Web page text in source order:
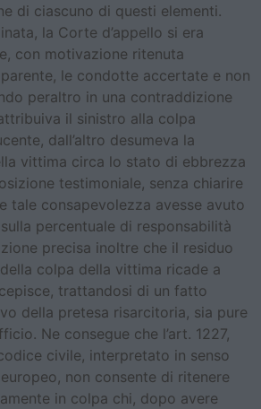
di ciascuno di questi elementi.
la Corte d’appello si era
con motivazione ritenuta
le condotte accertate e non
peraltro in una contraddizione
il sinistro alla colpa
dall’altro desumeva la
vittima circa lo stato di ebbrezza
testimoniale, senza chiarire
tale consapevolezza avesse avuto
percentuale di responsabilità
precisa inoltre che il residuo
colpa della vittima ricade a
trattandosi di un fatto
della pretesa risarcitoria, sia pure
Ne consegue che l’art. 1227,
civile, interpretato in senso
non consente di ritenere
in colpa chi, dopo avere